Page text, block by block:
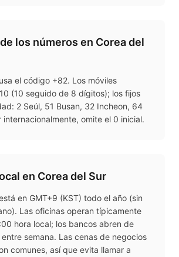
los números en Corea del
el código +82. Los móviles
(10 seguido de 8 dígitos); los fijos
2 Seúl, 51 Busan, 32 Incheon, 64
internacionalmente, omite el 0 inicial.
en Corea del Sur
en GMT+9 (KST) todo el año (sin
Las oficinas operan típicamente
hora local; los bancos abren de
semana. Las cenas de negocios
comunes, así que evita llamar a